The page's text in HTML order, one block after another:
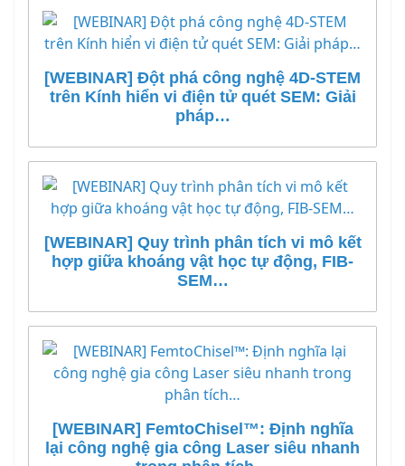
[WEBINAR] Đột phá công nghệ 4D-STEM
trên Kính hiển vi điện tử quét SEM: Giải
pháp…
[WEBINAR] Quy trình phân tích vi mô kết
hợp giữa khoáng vật học tự động, FIB-
SEM…
[WEBINAR] FemtoChisel™: Định nghĩa
lại công nghệ gia công Laser siêu nhanh